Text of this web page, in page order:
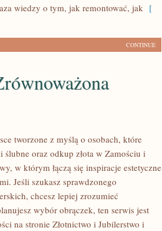
wiedzy o tym, jak remontować, jak [
CONTINUE
tworzone z myślą o osobach, które
oraz odkup złota w Zamościu i
w którym łączą się inspiracje estetyczne
Jeśli szukasz sprawdzonego
chcesz lepiej zrozumieć
wybór obrączek, ten serwis jest
na stronie Złotnictwo i Jubilerstwo i